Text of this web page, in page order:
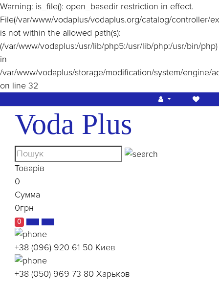
Warning: is_file(): open_basedir restriction in effect.
File(/var/www/vodaplus/vodaplus.org/catalog/controller/
is not within the allowed path(s):
(/var/www/vodaplus:/usr/lib/php5:/usr/lib/php:/usr/bin/php)
in
/var/www/vodaplus/storage/modification/system/engine/
on line 32
Voda Plus
Товарів
0
Сумма
0грн
0
+38 (096) 920 61 50 Киев
+38 (050) 969 73 80 Харьков